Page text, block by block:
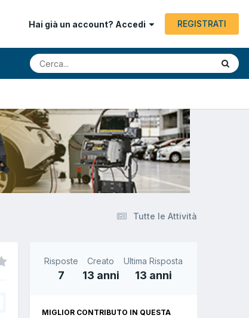
Hai già un account? Accedi REGISTRATI
Tutte le Attività
Risposte
7
Creato
13 anni
Ultima Risposta
13 anni
MIGLIOR CONTRIBUTO IN QUESTA